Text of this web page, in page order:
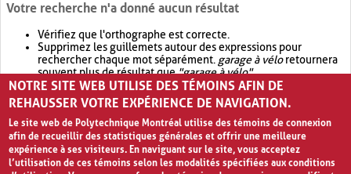
Votre recherche n'a donné aucun résultat
Vérifiez que l'orthographe est correcte.
Supprimez les guillemets autour des expressions pour
rechercher chaque mot séparément. garage à véloretournera
souvent plus de résultat que"garage à vélo".
Envisagez d'élargir votre recherche avec OR.garage OR vélo
retournera souvent plus de résultat quegarage à vélo
NOTRE SITE WEB UTILISE DES TÉMOINS AFIN DE
REHAUSSER VOTRE EXPÉRIENCE DE NAVIGATION.
Le site web de Polytechnique Montréal utilise des témoins de connexion
afin de recueillir des statistiques générales et offrir une meilleure
expérience à ses visiteurs. En naviguant sur le site, vous acceptez
l’utilisation de ces témoins selon les modalités spécifiées aux conditions